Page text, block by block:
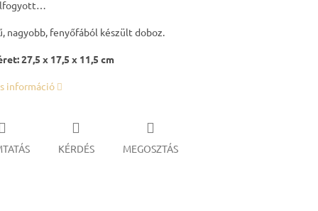
nagyobb, fenyőfából készült doboz.
27,5 x 17,5 x 11,5 cm
információ
KÉRDÉS MEGOSZTÁS